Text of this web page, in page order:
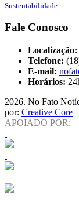
Sustentabilidade
Fale Conosco
Localização:
Telefone:
E-mail:
Horários:
2026. No Fato
por: Creative Core
APOIADO POR: